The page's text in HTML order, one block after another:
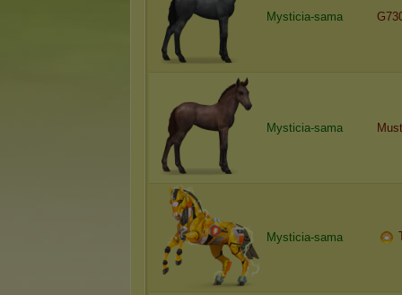
Mysticia-sama
Mysticia-sama Must
Mysticia-sama